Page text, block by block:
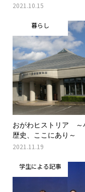
2021.10.15
暮らし
おがわヒストリア ～
歴史、ここにあり～
2021.11.19
学生による記事